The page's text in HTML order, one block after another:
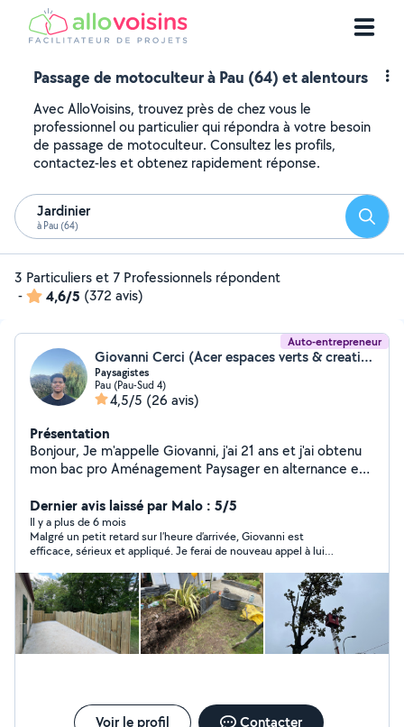
Passage de motoculteur à Pau (64) et alentours
Avec AlloVoisins, trouvez près de chez vous le
professionnel ou particulier qui répondra à votre besoin
de passage de motoculteur. Consultez les profils,
contactez-les et obtenez rapidement réponse.
Jardinier
à Pau (64)
3 Particuliers et 7 Professionnels répondent
-
4,6/5 (372 avis)
Auto-entrepreneur
Giovanni Cerci (Acer espaces verts & creation)
Paysagistes
Pau (Pau-Sud 4)
4,5/5 (26 avis)
Présentation
Bonjour, Je m'appelle Giovanni, j'ai 21 ans et j'ai obtenu
mon bac pro Aménagement Paysager en alternance en
suis en mesure de réaliser diverses prestations,
notamment : La tonte et l'entretien des pelouses ; Les
débroussaillages ; La taille des haies ; Les travaux
d'élagage ; La maçonnerie paysagère ; La plantation;
L'arrosage automatique; Terrasse,clôture; Le
terrassement; Je suis disponible pour toute demande
ou projet paysager, et je m'engage à garantir un rendu
de qualité.
Dernier avis laissé par Malo : 5/5
Il y a plus de 6 mois
Malgré un petit retard sur l’heure d’arrivée, Giovanni est
efficace, sérieux et appliqué. Je ferai de nouveau appel à lui
Voir le profil Contacter